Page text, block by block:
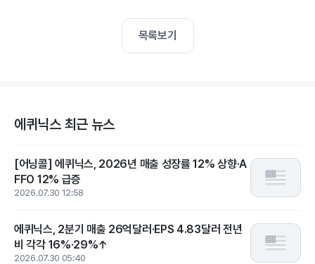
목록보기
에퀴닉스 최근 뉴스
[어닝콜] 에퀴닉스, 2026년 매출 성장률 12% 상향·A
FFO 12% 급증
2026.07.30 12:58
에퀴닉스, 2분기 매출 26억달러·EPS 4.83달러 전년
비 각각 16%·29%↑
2026.07.30 05:40